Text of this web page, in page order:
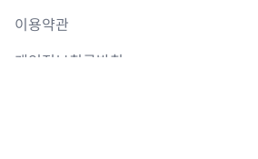
이용약관
개인정보취급방침